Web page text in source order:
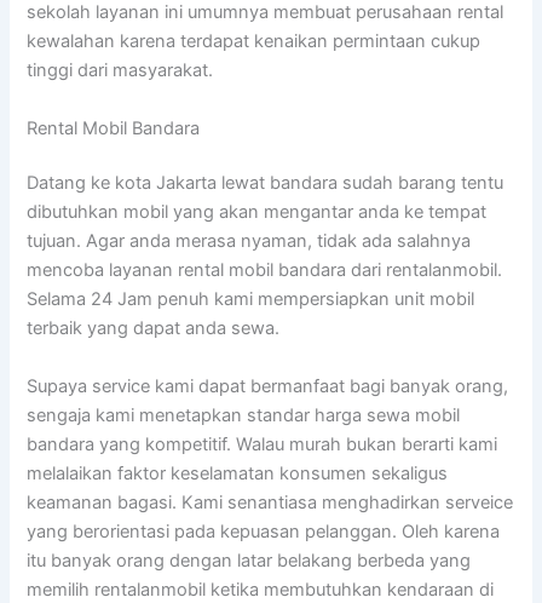
sekolah layanan ini umumnya membuat perusahaan rental
kewalahan karena terdapat kenaikan permintaan cukup
tinggi dari masyarakat.
Rental Mobil Bandara
Datang ke kota Jakarta lewat bandara sudah barang tentu
dibutuhkan mobil yang akan mengantar anda ke tempat
tujuan. Agar anda merasa nyaman, tidak ada salahnya
mencoba layanan rental mobil bandara dari rentalanmobil.
Selama 24 Jam penuh kami mempersiapkan unit mobil
terbaik yang dapat anda sewa.
Supaya service kami dapat bermanfaat bagi banyak orang,
sengaja kami menetapkan standar harga sewa mobil
bandara yang kompetitif. Walau murah bukan berarti kami
melalaikan faktor keselamatan konsumen sekaligus
keamanan bagasi. Kami senantiasa menghadirkan serveice
yang berorientasi pada kepuasan pelanggan. Oleh karena
itu banyak orang dengan latar belakang berbeda yang
memilih rentalanmobil ketika membutuhkan kendaraan di